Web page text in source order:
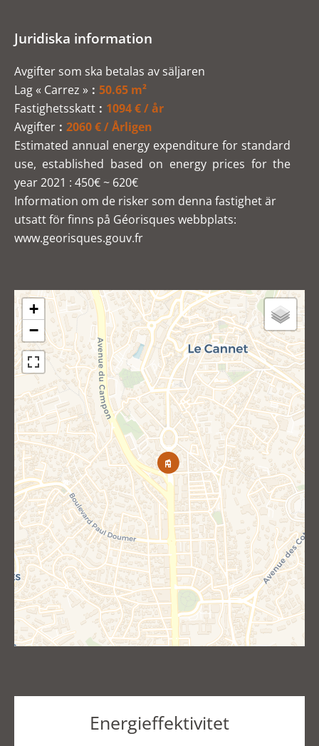
Juridiska information
Avgifter som ska betalas av säljaren
Lag « Carrez »
50.65 m²
Fastighetsskatt
1094 € / år
Avgifter
2060 € / Årligen
Estimated annual energy expenditure for standard
use, established based on energy prices for the
year 2021 : 450€ ~ 620€
Information om de risker som denna fastighet är
utsatt för finns på Géorisques webbplats:
www.georisques.gouv.fr
+
−
Energieffektivitet